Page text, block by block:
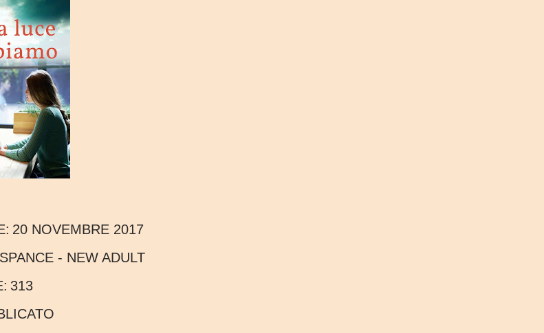
20 NOVEMBRE 2017
- NEW ADULT
313